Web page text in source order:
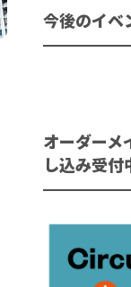
今後のイベ
オーダーメ
し込み受付